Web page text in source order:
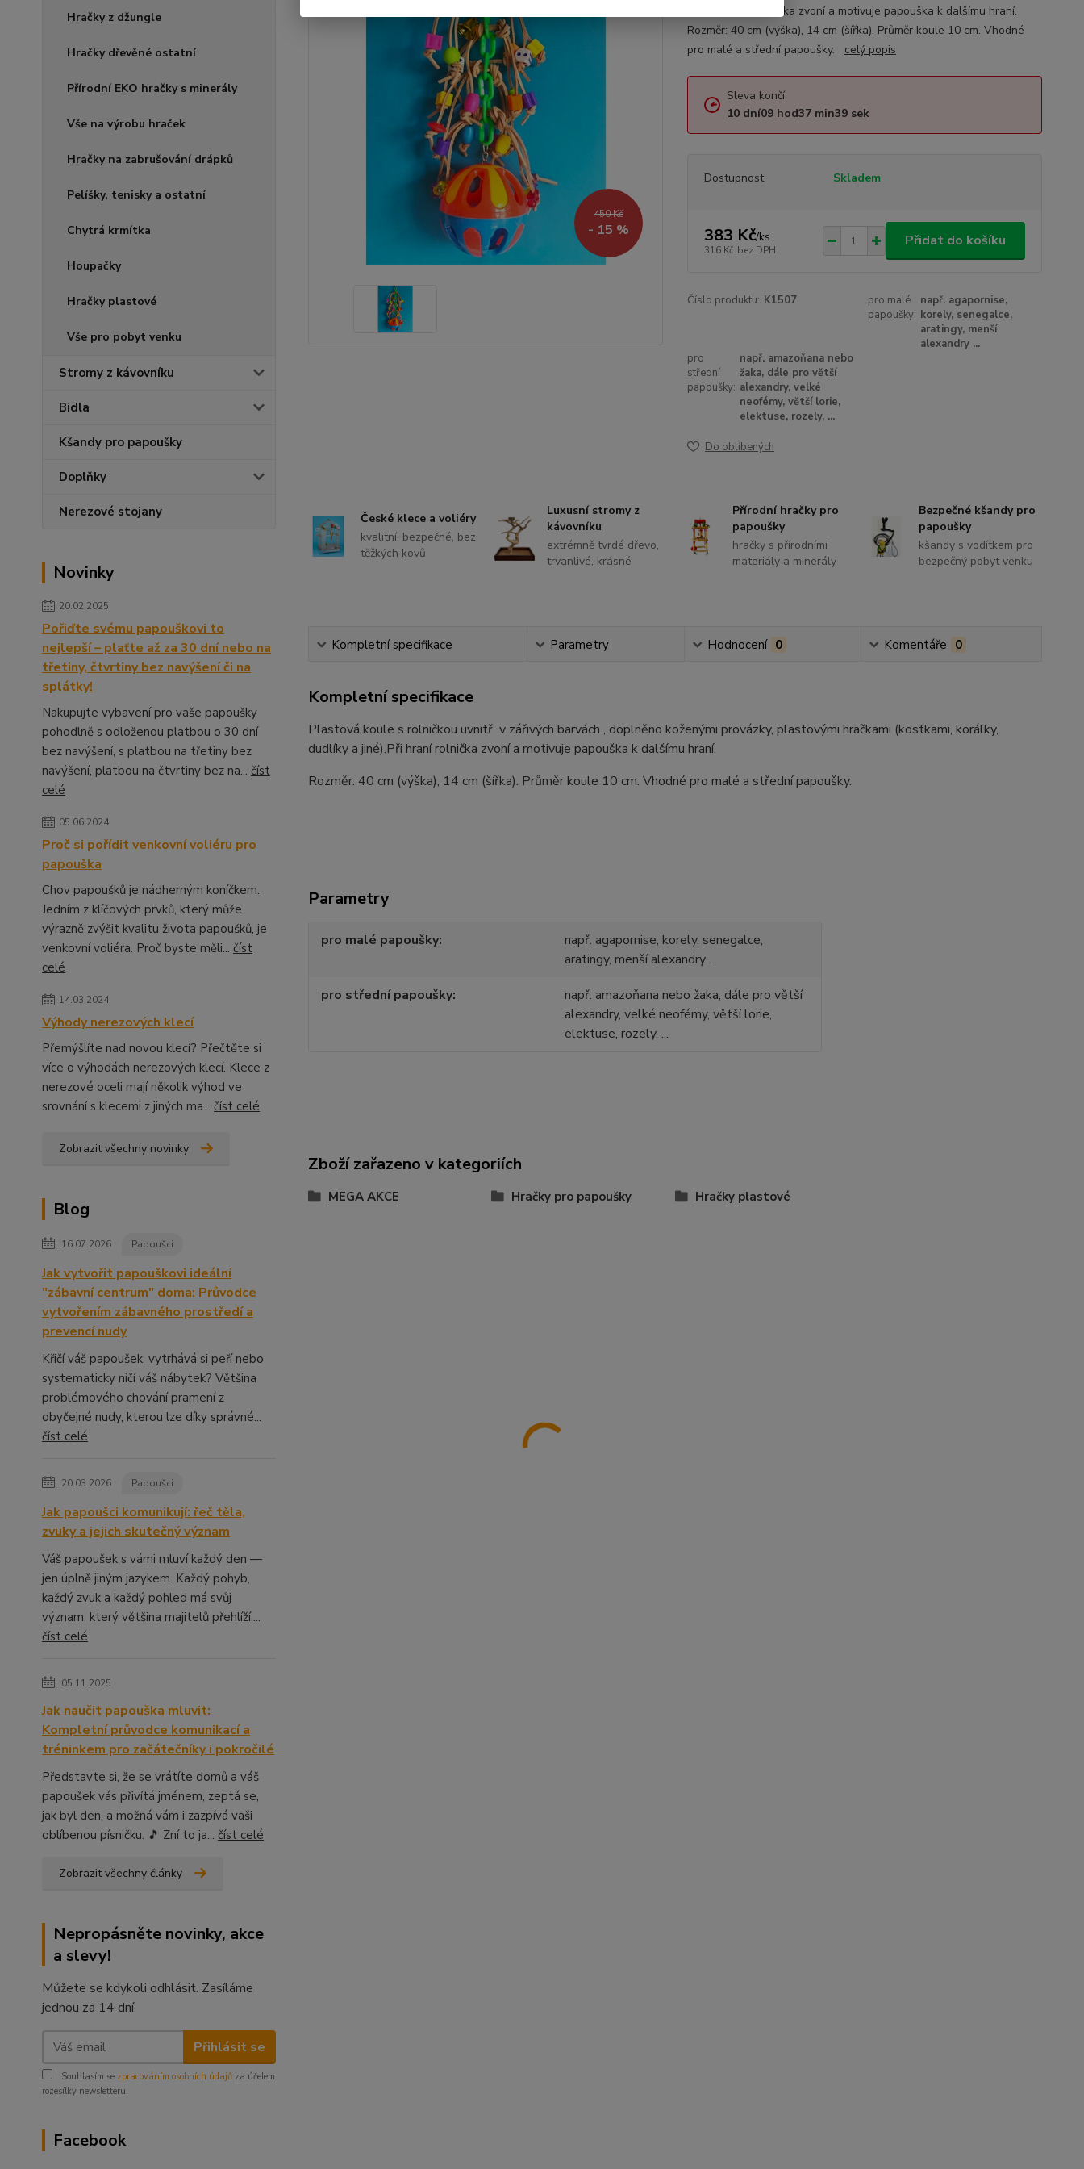
Hračky z džungle
Hračky dřevěné ostatní
Přírodní EKO hračky s minerály
Vše na výrobu hraček
Hračky na zabrušování drápků
Pelíšky, tenisky a ostatní
Chytrá krmítka
Houpačky
Hračky plastové
Vše pro pobyt venku
Stromy z kávovníku
Bidla
Kšandy pro papoušky
Doplňky
Nerezové stojany
Novinky
20.02.2025
Pořiďte svému papouškovi to
nejlepší – plaťte až za 30 dní nebo na
třetiny, čtvrtiny bez navýšení či na
splátky!
Nakupujte vybavení pro vaše papoušky
pohodlně s odloženou platbou o 30 dní
bez navýšení, s platbou na třetiny bez
navýšení, platbou na čtvrtiny bez na... číst
celé
05.06.2024
Proč si pořídit venkovní voliéru pro
papouška
Chov papoušků je nádherným koníčkem.
Jedním z klíčových prvků, který může
výrazně zvýšit kvalitu života papoušků, je
venkovní voliéra. Proč byste měli... číst
celé
14.03.2024
Výhody nerezových klecí
Přemýšlíte nad novou klecí? Přečtěte si
více o výhodách nerezových klecí. Klece z
nerezové oceli mají několik výhod ve
srovnání s klecemi z jiných ma... číst celé
Zobrazit všechny novinky
Blog
16.07.2026 Papoušci
Jak vytvořit papouškovi ideální
"zábavní centrum" doma: Průvodce
vytvořením zábavného prostředí a
prevencí nudy
Křičí váš papoušek, vytrhává si peří nebo
systematicky ničí váš nábytek? Většina
problémového chování pramení z
obyčejné nudy, kterou lze díky správné...
číst celé
20.03.2026 Papoušci
Jak papoušci komunikují: řeč těla,
zvuky a jejich skutečný význam
Váš papoušek s vámi mluví každý den —
jen úplně jiným jazykem. Každý pohyb,
každý zvuk a každý pohled má svůj
význam, který většina majitelů přehlíží....
číst celé
05.11.2025
Jak naučit papouška mluvit:
Kompletní průvodce komunikací a
tréninkem pro začátečníky i pokročilé
Představte si, že se vrátíte domů a váš
papoušek vás přivítá jménem, zeptá se,
jak byl den, a možná vám i zazpívá vaši
oblíbenou písničku. 🎵 Zní to ja... číst celé
Zobrazit všechny články
Nepropásněte novinky, akce
a slevy!
Můžete se kdykoli odhlásit. Zasíláme
jednou za 14 dní.
Přihlásit se
Souhlasím se zpracováním osobních údajů za účelem
rozesílky newsletteru.
Facebook
450 Kč
- 15 %
jiné).Při hraní rolnička zvoní a motivuje papouška k dalšímu hraní.
Rozměr: 40 cm (výška), 14 cm (šířka). Průměr koule 10 cm. Vhodné
pro malé a střední papoušky. celý popis
Sleva končí:
10 dní09hod37min38sek
Dostupnost Skladem
383 Kč/ks
316 Kč bez DPH
Přidat do košíku
Číslo produktu: K1507
pro malé
papoušky:
např. agapornise,
korely, senegalce,
aratingy, menší
alexandry ...
pro
střední
papoušky:
např. amazoňana nebo
žaka, dále pro větší
alexandry, velké
neofémy, větší lorie,
elektuse, rozely, ...
Do oblíbených
České klece a voliéry
kvalitní, bezpečné, bez
těžkých kovů
Luxusní stromy z
kávovníku
extrémně tvrdé dřevo,
trvanlivé, krásné
Přírodní hračky pro
papoušky
hračky s přírodními
materiály a minerály
Bezpečné kšandy pro
papoušky
kšandy s vodítkem pro
bezpečný pobyt venku
Kompletní specifikace Parametry Hodnocení 0 Komentáře 0
Kompletní specifikace
Plastová koule s rolničkou uvnitř v zářivých barvách , doplněno koženými provázky, plastovými hračkami (kostkami, korálky,
dudlíky a jiné).Při hraní rolnička zvoní a motivuje papouška k dalšímu hraní.
Rozměr: 40 cm (výška), 14 cm (šířka). Průměr koule 10 cm. Vhodné pro malé a střední papoušky.
Parametry
pro malé papoušky
např. agapornise, korely, senegalce,
aratingy, menší alexandry ...
pro střední papoušky
např. amazoňana nebo žaka, dále pro větší
alexandry, velké neofémy, větší lorie,
elektuse, rozely, ...
Zboží zařazeno v kategoriích
MEGA AKCE Hračky pro papoušky Hračky plastové